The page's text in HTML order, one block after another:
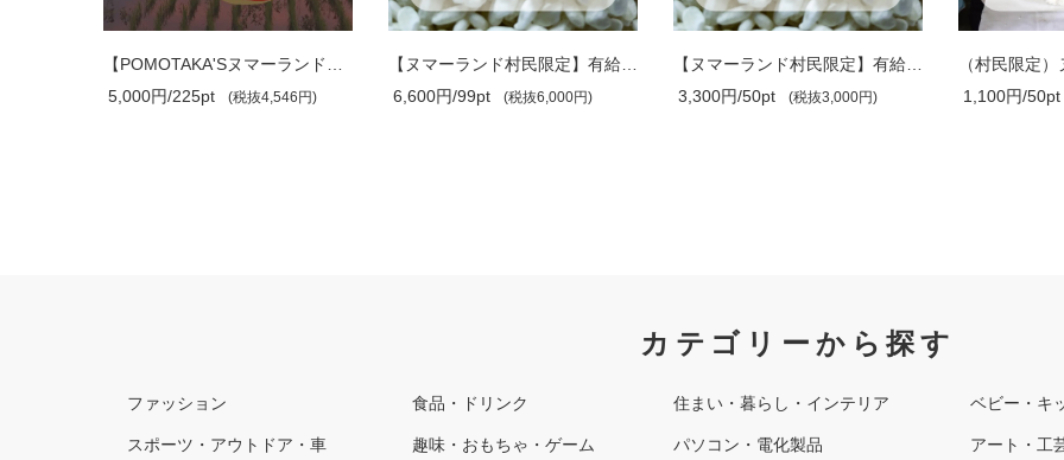
5,000円/225pt
(税抜4,546円)
6,600円/99pt
(税抜6,000円)
3,300円/50pt
(税抜3,000円)
（村民限定
1,100円/50pt
カテゴリーから探す
ファッション 食品・ドリンク 住まい・暮らし・インテリア ベビー・キ
スポーツ・アウトドア・車 趣味・おもちゃ・ゲーム パソコン・電化製品 アート・工